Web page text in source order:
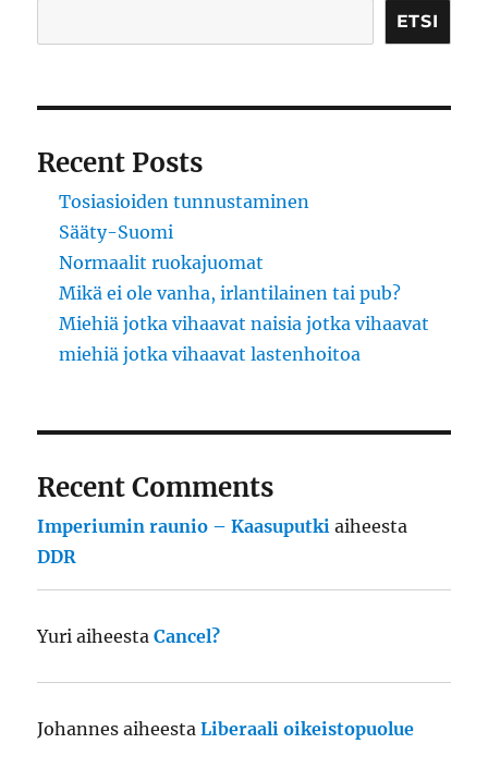
ETSI
Recent Posts
Tosiasioiden tunnustaminen
Sääty-Suomi
Normaalit ruokajuomat
Mikä ei ole vanha, irlantilainen tai pub?
Miehiä jotka vihaavat naisia jotka vihaavat
miehiä jotka vihaavat lastenhoitoa
Recent Comments
Imperiumin raunio – Kaasuputki aiheesta
DDR
Yuri aiheestaCancel?
Johannes aiheestaLiberaali oikeistopuolue